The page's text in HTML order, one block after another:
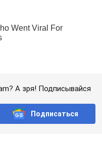
А зря! Подписывайся
Подписаться